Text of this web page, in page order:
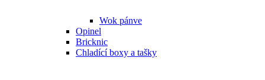
Wok pánve
Opinel
Bricknic
Chladící boxy a tašky